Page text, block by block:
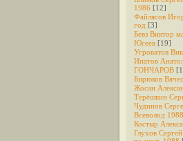
1986 [12]
Файлясов
год [3]
Бевз Виктор
Юсеев [19]
Угроватов
Ипатов
ГОНЧАРОВ
Бирюков
Жосан
Терёшкин
Чудинов
Всеволод
Костыр
Глухов